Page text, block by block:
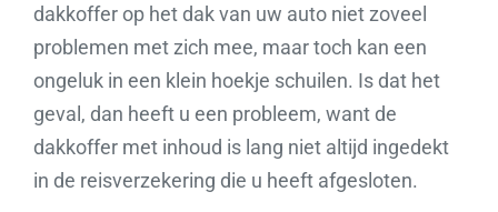
dakkoffer op het dak van uw auto niet zoveel
problemen met zich mee, maar toch kan een
ongeluk in een klein hoekje schuilen. Is dat het
geval, dan heeft u een probleem, want de
dakkoffer met inhoud is lang niet altijd ingedekt
in de reisverzekering die u heeft afgesloten.